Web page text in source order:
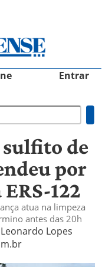
Entrar
sulfito de
por
122
atua na limpeza
antes das 20h
Leonardo Lopes